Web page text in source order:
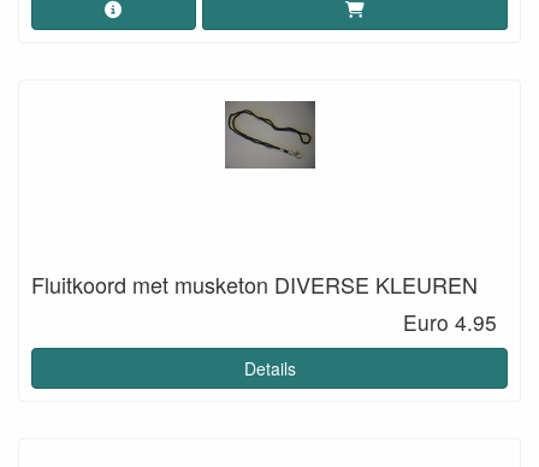
Fluitkoord met musketon DIVERSE KLEUREN
Euro 4.95
Details